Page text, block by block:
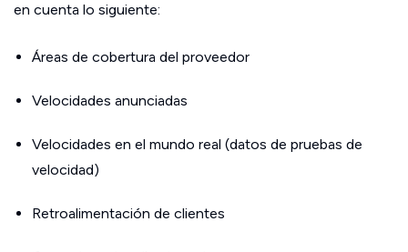
en cuenta lo siguiente:
Áreas de cobertura del proveedor
Velocidades anunciadas
Velocidades en el mundo real (datos de pruebas de
velocidad)
Retroalimentación de clientes